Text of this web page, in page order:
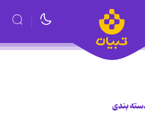
بندی